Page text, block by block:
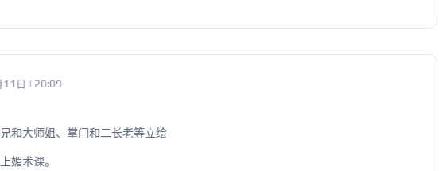
日 | 20:09
和大师姐、掌门和二长老等立绘
媚术课。